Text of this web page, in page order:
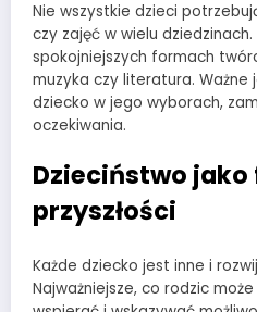
Nie wszystkie dzieci
czy zajęć w wielu
spokojniejszych formach
muzyka czy literatura. Ważne
dziecko w jego wyborach,
oczekiwania.
Dzieciństwo
przyszłości
Każde dziecko jest inne i
Najważniejsze, co rodzic